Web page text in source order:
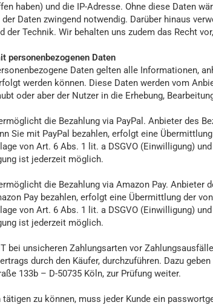
haben) und die IP-Adresse. Ohne diese Daten
Daten zwingend notwendig. Darüber hinaus
der Technik. Wir behalten uns zudem das Recht
personenbezogenen Daten
Daten gelten alle Informationen,
werden können. Diese Daten werden vom
oder aber der Nutzer in die Erhebung,
die Bezahlung via PayPal. Anbieter des
Sie mit PayPal bezahlen, erfolgt eine
von Art. 6 Abs. 1 lit. a DSGVO (Einwilligung)
ist jederzeit möglich.
die Bezahlung via Amazon Pay. Anbieter
Pay bezahlen, erfolgt eine Übermittlung der
von Art. 6 Abs. 1 lit. a DSGVO (Einwilligung)
ist jederzeit möglich.
bei unsicheren Zahlungsarten vor
durch den Käufer, durchzuführen. Dazu
133b – D-50735 Köln, zur Prüfung weiter.
tätigen zu können, muss jeder Kunde ein